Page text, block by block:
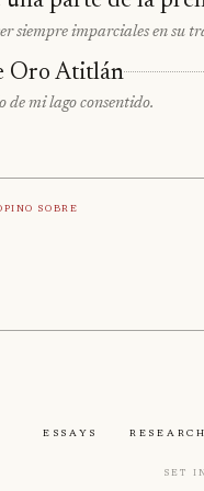
siempre imparciales en su
Oro Atitlán
de mi lago consentido.
sobre
Essays Research
Set